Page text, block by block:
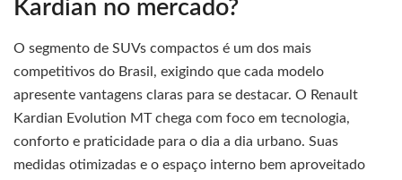
Kardian no mercado?
O segmento de SUVs compactos é um dos mais
competitivos do Brasil, exigindo que cada modelo
apresente vantagens claras para se destacar. O Renault
Kardian Evolution MT chega com foco em tecnologia,
conforto e praticidade para o dia a dia urbano. Suas
medidas otimizadas e o espaço interno bem aproveitado